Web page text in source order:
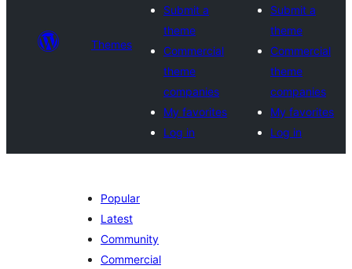
Themes
Submit a
theme
Commercial
theme
companies
My favorites
Log in
Submit a
theme
Commercial
theme
companies
My favorites
Log in
Popular
Latest
Community
Commercial